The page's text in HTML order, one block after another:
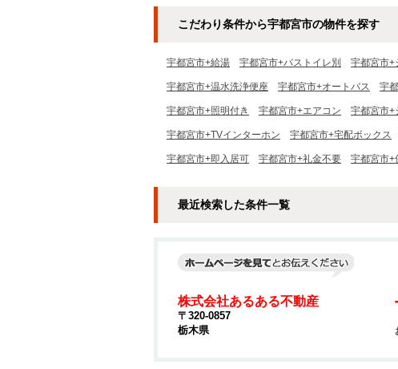
こだわり条件から宇都宮市の物件を探す
宇都宮市+給湯 宇都宮市+バストイレ別 宇都宮市+
宇都宮市+温水洗浄便座 宇都宮市+オートバス 宇
宇都宮市+照明付き 宇都宮市+エアコン 宇都宮市+
宇都宮市+TVインターホン 宇都宮市+宅配ボックス
宇都宮市+即入居可 宇都宮市+礼金不要 宇都宮市+
最近検索した条件一覧
株式会社あるある不動産
〒320-0857
栃木県